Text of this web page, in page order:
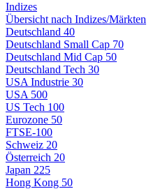
Indizes
Übersicht nach Indizes/Märkten
Deutschland 40
Deutschland Small Cap 70
Deutschland Mid Cap 50
Deutschland Tech 30
USA Industrie 30
USA 500
US Tech 100
Eurozone 50
FTSE-100
Schweiz 20
Österreich 20
Japan 225
Hong Kong 50